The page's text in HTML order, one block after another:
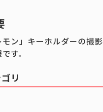
ン」キーホルダーの撮影
す。
リ